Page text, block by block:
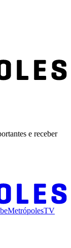
e receber
MetrópolesTV